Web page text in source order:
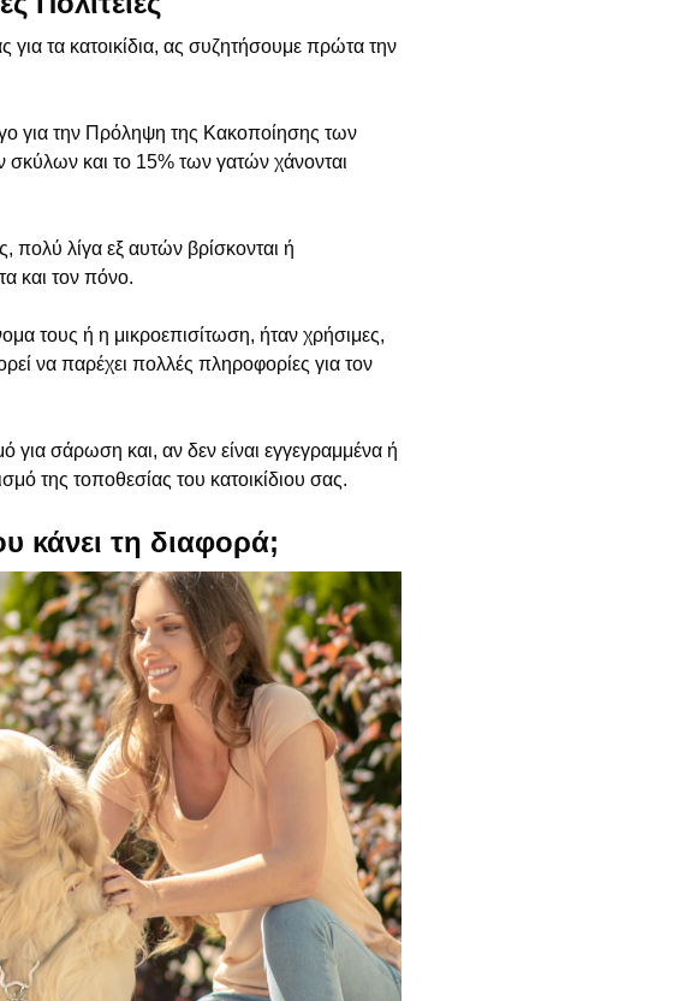
για τα κατοικίδια, ας συζητήσουμε πρώτα την
για την Πρόληψη της Κακοποίησης των
σκύλων και το 15% των γατών χάνονται
πολύ λίγα εξ αυτών βρίσκονται ή
και τον πόνο.
τους ή η μικροεπισίτωση, ήταν χρήσιμες,
να παρέχει πολλές πληροφορίες για τον
για σάρωση και, αν δεν είναι εγγεγραμμένα ή
της τοποθεσίας του κατοικίδιου σας.
κάνει τη διαφορά;